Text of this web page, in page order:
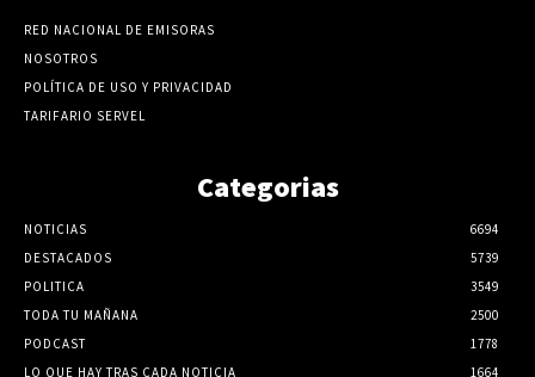
RED NACIONAL DE EMISORAS
NOSOTROS
POLÍTICA DE USO Y PRIVACIDAD
TARIFARIO SERVEL
Categorias
NOTICIAS
6694
DESTACADOS
5739
POLITICA
3549
TODA TU MAÑANA
2500
PODCAST
1778
LO QUE HAY TRAS CADA NOTICIA
1664